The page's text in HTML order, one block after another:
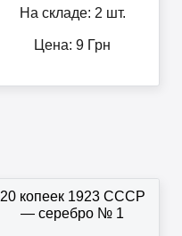
На складе: 2 шт.
Цена: 9 Грн
20 копеек 1923 СССР
— серебро № 1